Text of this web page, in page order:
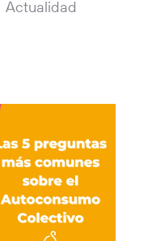
Actualidad